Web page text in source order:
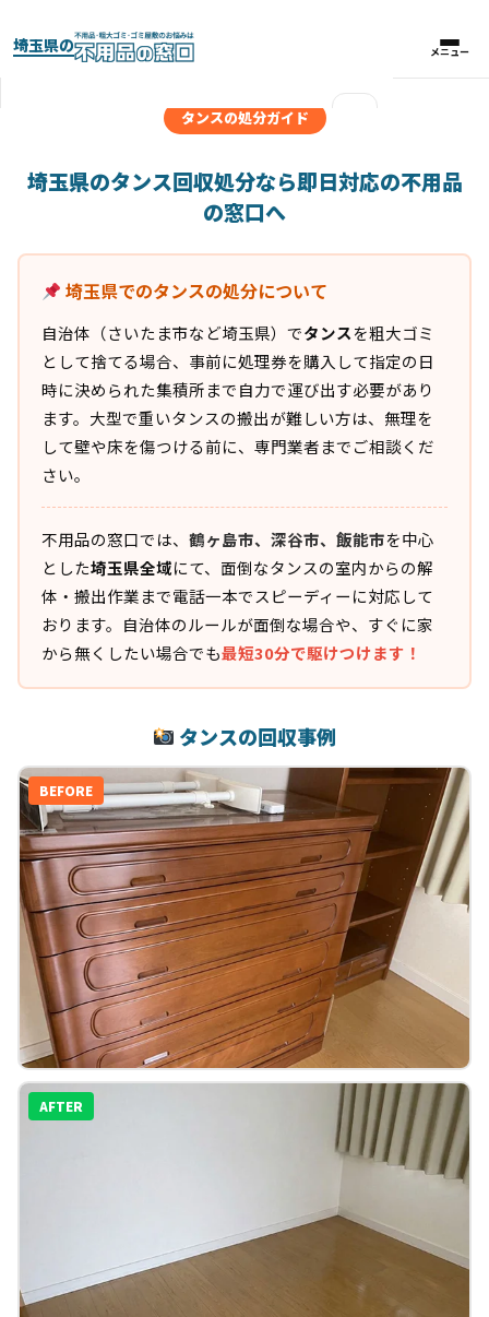
埼玉県の メニュー
実績紹介
料金比較表
お客様の声
よくある質問
対応エリア
タンスの処分ガイド
埼玉県のタンス回収処分なら即日対応の不用品
の窓口へ
埼玉県でのタンスの処分について
自治体（さいたま市など埼玉県）でタンスを粗大ゴミ
として捨てる場合、事前に処理券を購入して指定の日
時に決められた集積所まで自力で運び出す必要があり
ます。大型で重いタンスの搬出が難しい方は、無理を
して壁や床を傷つける前に、専門業者までご相談くだ
さい。
不用品の窓口では、 鶴ヶ島市、深谷市、飯能市を中心
とした埼玉県全域にて、面倒なタンスの室内からの解
体・搬出作業まで電話一本でスピーディーに対応して
おります。自治体のルールが面倒な場合や、すぐに家
から無くしたい場合でも最短30分で駆けつけます！
タンスの回収事例
BEFORE
AFTER